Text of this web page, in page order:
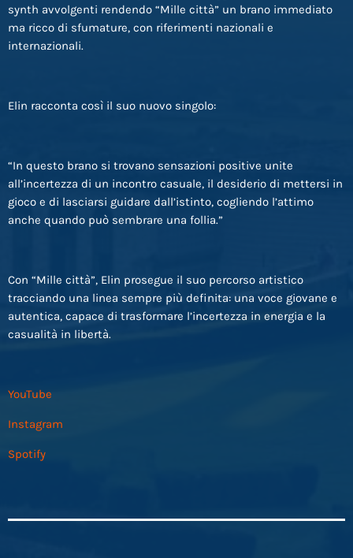
synth avvolgenti rendendo “Mille città” un brano immediato
ma ricco di sfumature, con riferimenti nazionali e
internazionali.
Elin racconta così il suo nuovo singolo:
“In questo brano si trovano sensazioni positive unite
all’incertezza di un incontro casuale, il desiderio di mettersi in
gioco e di lasciarsi guidare dall’istinto, cogliendo l’attimo
anche quando può sembrare una follia.”
Con “Mille città”, Elin prosegue il suo percorso artistico
tracciando una linea sempre più definita: una voce giovane e
autentica, capace di trasformare l’incertezza in energia e la
casualità in libertà.
YouTube
Instagram
Spotify